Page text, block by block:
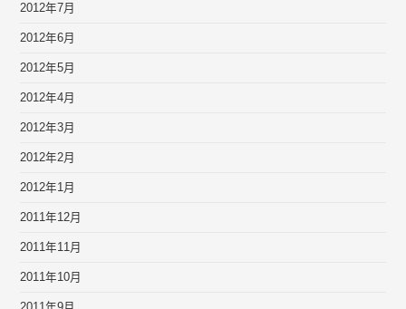
2012年7月
2012年6月
2012年5月
2012年4月
2012年3月
2012年2月
2012年1月
2011年12月
2011年11月
2011年10月